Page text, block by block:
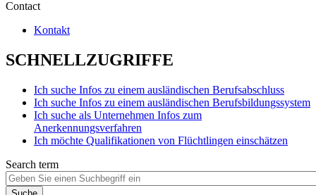
Contact
Kontakt
SCHNELLZUGRIFFE
Ich suche Infos zu einem ausländischen Berufsabschluss
Ich suche Infos zu einem ausländischen Berufsbildungssystem
Ich suche als Unternehmen Infos zum
Anerkennungsverfahren
Ich möchte Qualifikationen von Flüchtlingen einschätzen
Search term